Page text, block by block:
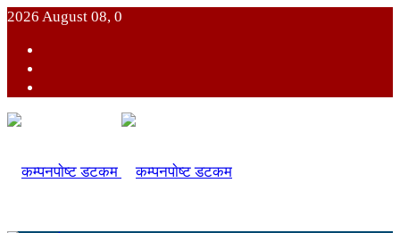
2026 August 08, 0